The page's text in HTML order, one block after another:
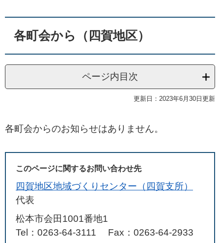
。
て
各町会から（四賀地区）
ページ内目次
更新日：2023年6月30日更新
各町会からのお知らせはありません。
このページに関するお問い合わせ先
四賀地区地域づくりセンター（四賀支所）
代表
松本市会田1001番地1
Tel：0263-64-3111
Fax：0263-64-2933